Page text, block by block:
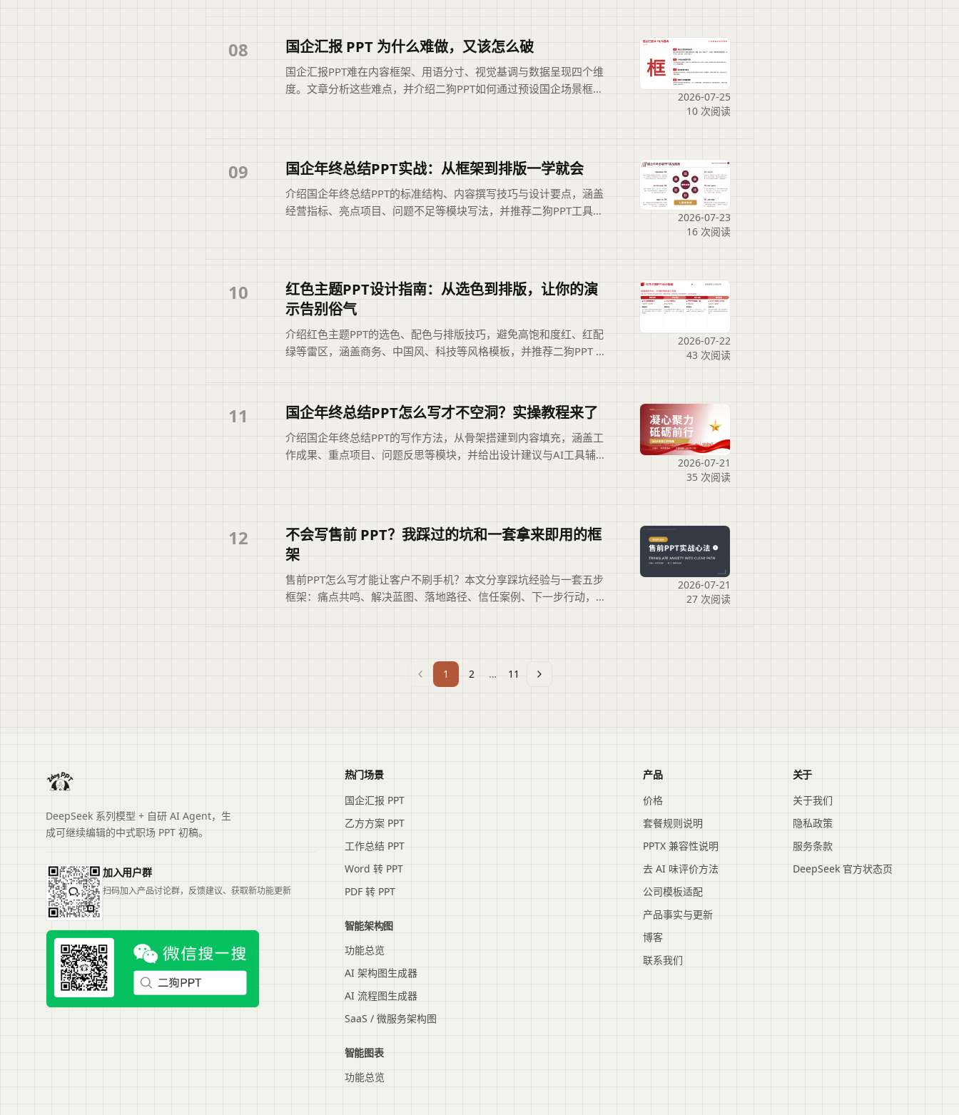
08 国企汇报 PPT 为什么难做，又该怎么破
国企汇报PPT难在内容框架、用语分寸、视觉基调与数据呈现四个维
度。文章分析这些难点，并介绍二狗PPT如何通过预设国企场景框
2026-07-25
10 次阅读
09 国企年终总结PPT实战：从框架到排版一学就会
介绍国企年终总结PPT的标准结构、内容撰写技巧与设计要点，涵盖
经营指标、亮点项目、问题不足等模块写法，并推荐二狗PPT工具提
上下文。
2026-07-23
16 次阅读
10
红色主题PPT设计指南：从选色到排版，让你的演
示告别俗气
介绍红色主题PPT的选色、配色与排版技巧，避免高饱和度红、红配
绿等雷区，涵盖商务、中国风、科技等风格模板，并推荐二狗PPT AI
助用户快速判断文章是否符合当前需求，再查看完整原文。
2026-07-22
43 次阅读
11 国企年终总结PPT怎么写才不空洞？实操教程来了
介绍国企年终总结PPT的写作方法，从骨架搭建到内容填充，涵盖工
作成果、重点项目、问题反思等模块，并给出设计建议与AI工具辅助
2026-07-21
35 次阅读
12
不会写售前 PPT？我踩过的坑和一套拿来即用的框
架
售前PPT怎么写才能让客户不刷手机？本文分享踩坑经验与一套五步
框架：痛点共鸣、解决蓝图、落地路径、信任案例、下一步行动，并
2026-07-21
27 次阅读
1 2 … 11
DeepSeek 系列模型 + 自研 AI Agent，生
成可继续编辑的中式职场 PPT 初稿。
加入用户群
扫码加入产品讨论群，反馈建议、获取新功能更新
热门场景
国企汇报 PPT
乙方方案 PPT
工作总结 PPT
Word 转 PPT
PDF 转 PPT
智能架构图
功能总览
AI 架构图生成器
AI 流程图生成器
SaaS / 微服务架构图
智能图表
功能总览
产品
价格
套餐规则说明
PPTX 兼容性说明
去 AI 味评价方法
公司模板适配
产品事实与更新
博客
联系我们
关于
关于我们
隐私政策
服务条款
DeepSeek 官方状态页